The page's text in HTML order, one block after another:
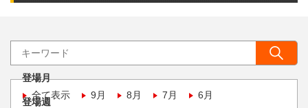
登場月
全て表示
9月 8月 7月 6月
登場週